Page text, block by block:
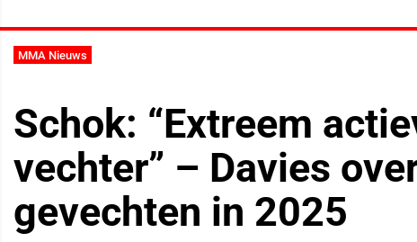
MMA Nieuws
Schok: “Extreem
vechter” – Davies
gevechten in 2025